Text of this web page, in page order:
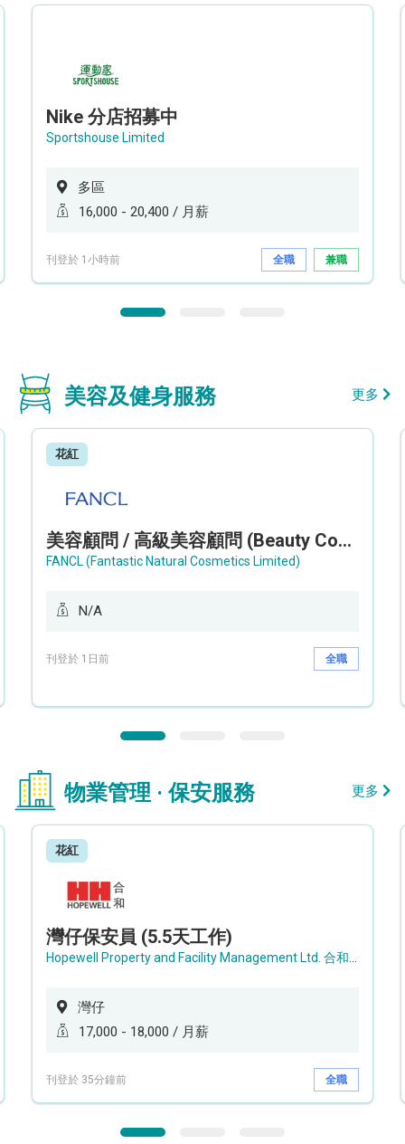
Nike 分店招募中
Sportshouse Limited
多區
16,000 - 20,400 / 月薪
刊登於 1小時前 全職 兼職
美容及健身服務 更多
花紅
美容顧問 / 高級美容顧問 (Beauty Consultant / Senior Beauty Consultant)
FANCL (Fantastic Natural Cosmetics Limited)
N/A
刊登於 1日前 全職
物業管理 · 保安服務 更多
花紅
灣仔保安員 (5.5天工作)
灣仔
17,000 - 18,000 / 月薪
刊登於 35分鐘前 全職